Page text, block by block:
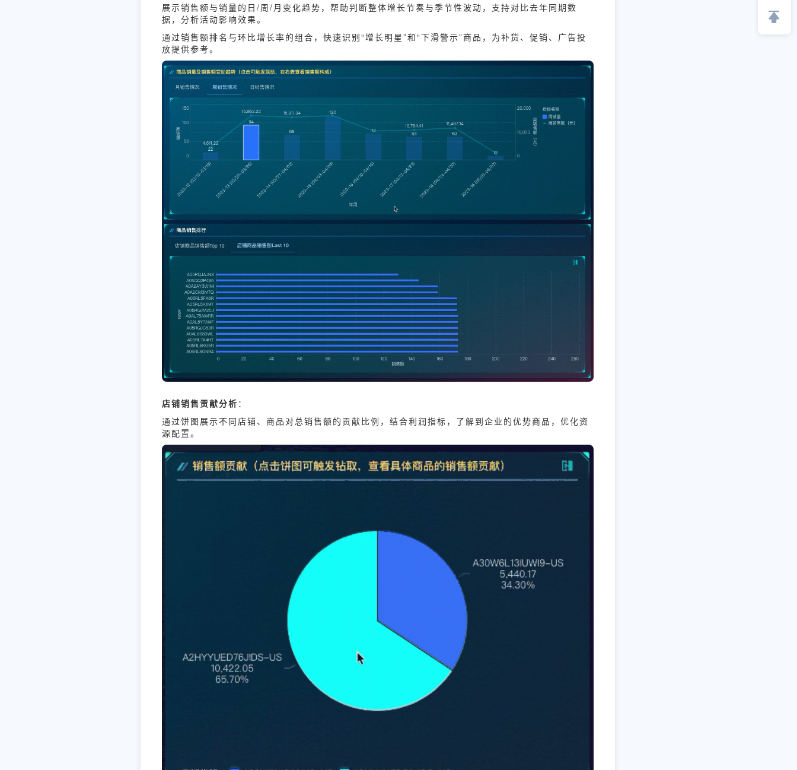
展示销售额与销量的日/周/月变化趋势，帮助判断整体增长节奏与季节性波动，支持对比去年同期数
据，分析活动影响效果。
通过销售额排名与环比增长率的组合，快速识别“增长明星”和“下滑警示”商品，为补货、促销、广告投
放提供参考。
店铺销售贡献分析 ：
通过饼图展示不同店铺、商品对总销售额的贡献比例，结合利润指标，了解到企业的优势商品，优化资
源配置。